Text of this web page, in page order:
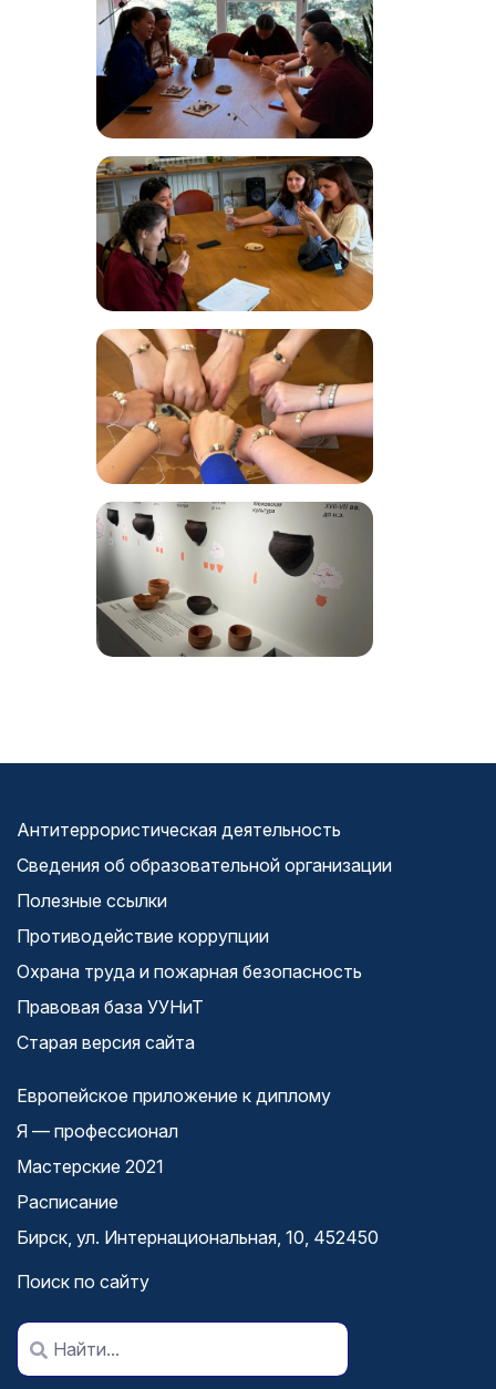
Антитеррористическая деятельность
Сведения об образовательной организации
Полезные ссылки
Противодействие коррупции
Охрана труда и пожарная безопасность
Правовая база УУНиТ
Старая версия сайта
Европейское приложение к диплому
Я — профессионал
Мастерские 2021
Расписание
Бирск, ул. Интернациональная, 10, 452450
Поиск по сайту